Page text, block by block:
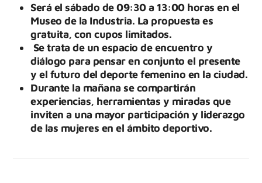
Será el sábado de 09:30 a 13:00 horas en el
Museo de la Industria. La propuesta es
gratuita, con cupos limitados.
Se trata de un espacio de encuentro y
diálogo para pensar en conjunto el presente
y el futuro del deporte femenino en la ciudad.
Durante la mañana se compartirán
experiencias, herramientas y miradas que
inviten a una mayor participación y liderazgo
de las mujeres en el ámbito deportivo.